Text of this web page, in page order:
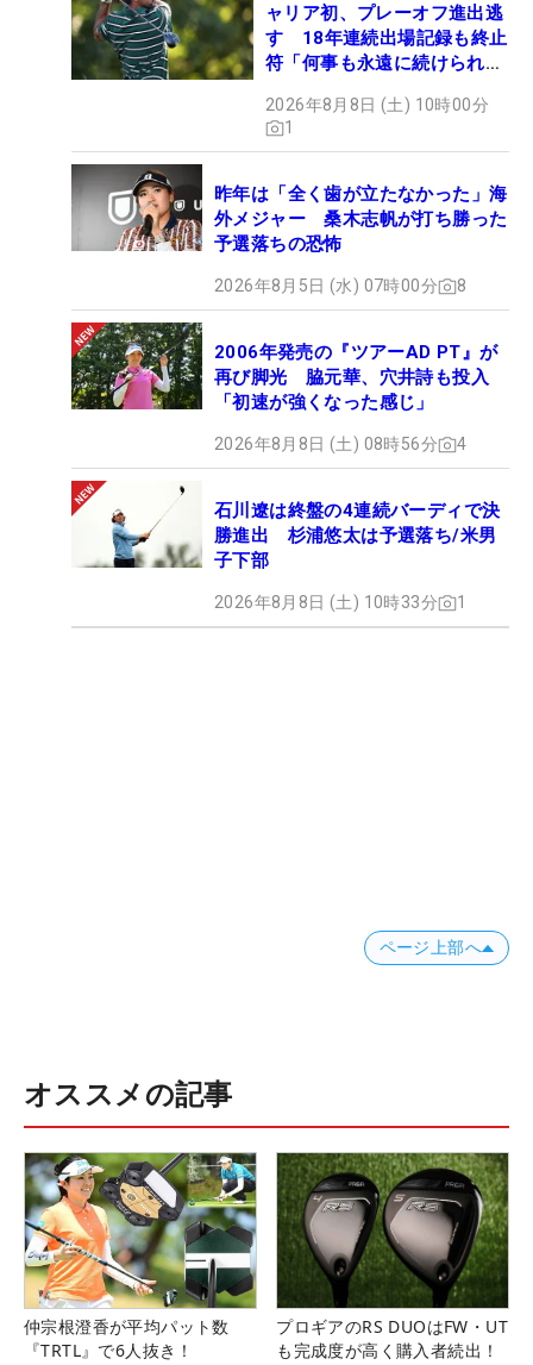
ャリア初、プレーオフ進出逃
す 18年連続出場記録も終止
符「何事も永遠に続けられな
2026年8月8日 (土) 10時00分
1
昨年は「全く歯が立たなかった」海
外メジャー 桑木志帆が打ち勝った
予選落ちの恐怖
2026年8月5日 (水) 07時00分 8
2006年発売の『ツアーAD PT』が
再び脚光 脇元華、穴井詩も投入
「初速が強くなった感じ」
2026年8月8日 (土) 08時56分 4
石川遼は終盤の4連続バーディで決
勝進出 杉浦悠太は予選落ち/米男
子下部
2026年8月8日 (土) 10時33分 1
ページ上部へ
オススメの記事
仲宗根澄香が平均パット数
『TRTL』で6人抜き！
プロギアのRS DUOはFW・UT
も完成度が高く購入者続出！